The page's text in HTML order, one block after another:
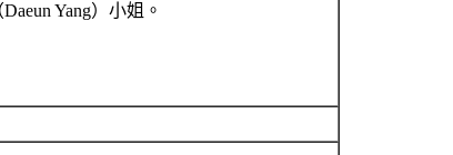
Yang）小姐。